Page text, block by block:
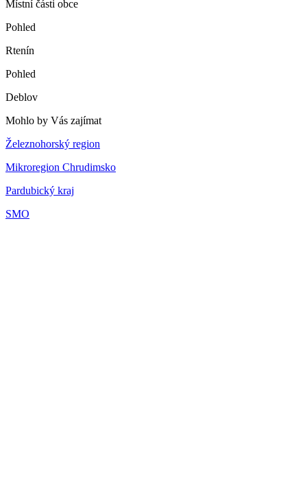
Místní části obce
Pohled
Rtenín
Pohled
Deblov
Mohlo by Vás zajímat
Železnohorský region
Mikroregion Chrudimsko
Pardubický kraj
SMO